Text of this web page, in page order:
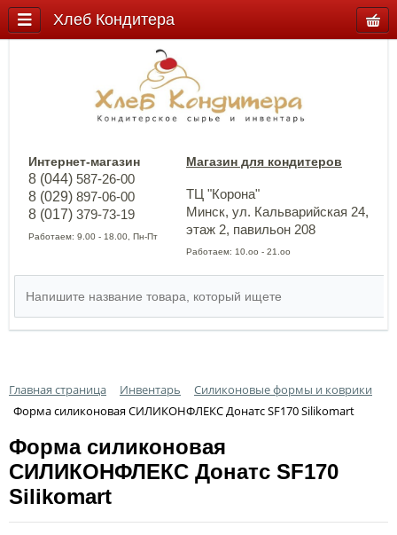
Интернет-магазин
8 (044) 587-26-00
8 (029) 897-06-00
8 (017) 379-73-19
Работаем: 9.00 - 18.00, Пн-Пт
Магазин для кондитеров
ТЦ "Корона"
Минск, ул. Кальварийская 24,
этаж 2, павильон 208
Работаем: 10.оо - 21.оо
Главная страница Инвентарь
Силиконовые формы и коврики
Форма силиконовая СИЛИКОНФЛЕКС Донатс SF170 Silikomart
Форма силиконовая
СИЛИКОНФЛЕКС Донатс SF170
Silikomart
Хлеб Кондитера